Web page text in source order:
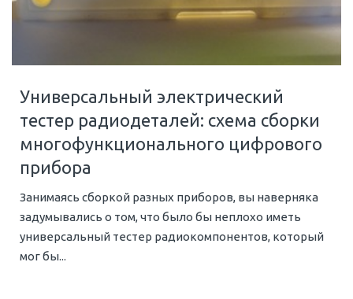
Универсальный электрический
тестер радиодеталей: схема сборки
многофункционального цифрового
прибора
Занимаясь сборкой разных приборов, вы наверняка
задумывались о том, что было бы неплохо иметь
универсальный тестер радиокомпонентов, который
мог бы...